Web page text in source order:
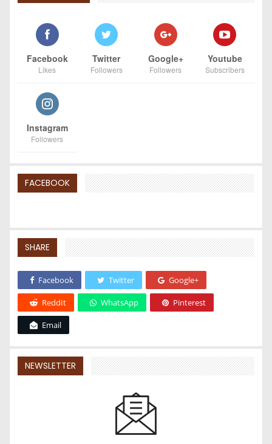
Facebook
Likes
Twitter
Followers
Google+
Followers
Youtube
Subscribers
Instagram
Followers
FACEBOOK
SHARE
Facebook Twitter Google+
ReddIt WhatsApp Pinterest
Email
NEWSLETTER